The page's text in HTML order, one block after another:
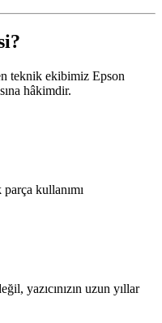
teknik ekibimiz Epson
hâkimdir.
kullanımı
yazıcınızın uzun yıllar